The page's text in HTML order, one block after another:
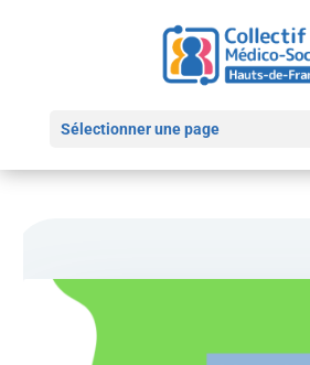
Sélectionner une page